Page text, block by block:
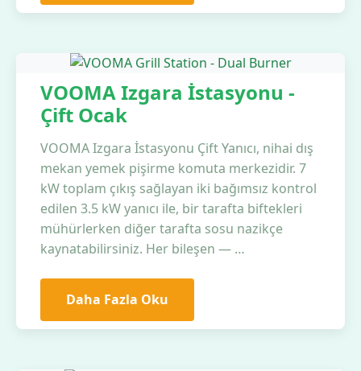
VOOMA Izgara İstasyonu -
Çift Ocak
VOOMA Izgara İstasyonu Çift Yanıcı, nihai dış
mekan yemek pişirme komuta merkezidir. 7
kW toplam çıkış sağlayan iki bağımsız kontrol
edilen 3.5 kW yanıcı ile, bir tarafta biftekleri
mühürlerken diğer tarafta sosu nazikçe
kaynatabilirsiniz. Her bileşen — …
Daha Fazla Oku